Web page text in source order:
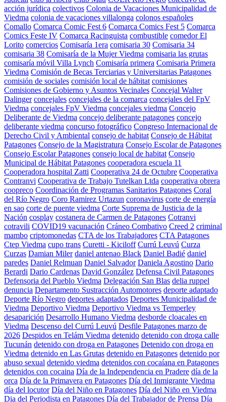
acción jurídica colectivos Colonia de Vacaciones Municipalidad de
Viedma colonia de vacaciones villalonga colonos españoles
Comallo Comarca Comic Fest 6 Comarca Comics Fest 5 Comarca
Comics Feste IV Comarca Racinguista combustible comedor El
Lorito comercios Comisaría 1era comisaria 30 Comisaria 34
comisaria 38 Comisaría de la Mujer Viedma comisaria las grutas
comisaría móvil Villa Lynch Comisaría primera Comisaria Primera
Viedma Comisión de Becas Terciarias y Universitarias Patagones
comisión de sociales comisión local de hábitat comisiones
Comisiones de Gobierno y Asuntos Vecinales Concejal Walter
Dalinger concejales concejales de la comarca concejales del FpV
Viedma concejales FpV Viedma concejales viedma Concejo
Deliberante de Viedma concejo deliberante patagones concejo
deliberante viedma concurso fotográfico Congreso Internacional de
Derecho Civil y Ambiental consejo de habitat Consejo de Hábitat
Patagones Consejo de la Magistratura Consejo Escolar de Patagones
Consejo Escolar Patagones consejo local de habitat Consejo
Municipal de Hábitat Patagones cooperadora escuela 11
Cooperadora hospital Zatti Cooperativa 24 de Octubre Cooperativa
Contranvi Cooperativa de Trabajo Tutelkan Ltda cooperativa obrera
coopreco Coordinación de Programas Sanitarios Patagones Coral
del Río Negro Coro Ramirez Urtazun coronavirus corte de energía
en sao corte de puente viedma Corte Suprema de Justicia de la
Nación cosplay costanera de Carmen de Patagones Cotranvi
cotravili COVID19 vacunación Cráneo Combativo Creed 2 criminal
mambo criptomonedas CTA de los Trabajadores CTA Patagones
Ctep Viedma cupo trans Curetti - Kiciloff Currú Leuvú Curza
Curzas Damian Miler daniel antenao Black Daniel Badié daniel
paredes Daniel Relmuan Daniel Salvador Daniela Agostino Dario
Berardi Dario Cardenas David González Defensa Civil Patagones
Defensoria del Pueblo Viedma Delegación San Blas delia ruppel
denuncia Departamento Sustracción Automotores deporte adaptado
Deporte Río Negro deportes adaptados Deportes Municipalidad de
Viedma Deportivo Viedma Deportivo Viedma vs Temperley
desaparición Desarrollo Humano Viedma desborde cloacales en
Viedma Descenso del Currú Leuvú Desfile Patagones marzo de
2026 Despidos en Telám Viedma detenido detenido con droga calle
Tucunán detenido con droga en Patagones Detenido con droga en
Viedma detenido en Las Grutas detenido en Patagones detenido por
abuso sexual detenido viedma detenidos con cocaíana en Patagones
detenidos con cocaina Día de la Independencia en Pradere día de la
orca Día de la Primavera en Patagones Día del Inmigrante Viedma
día del locutor Día del Niño en Patagones Día del Niño en Viedma
Dia del Periodista en Patagones Día del Trabajador de Prensa Día